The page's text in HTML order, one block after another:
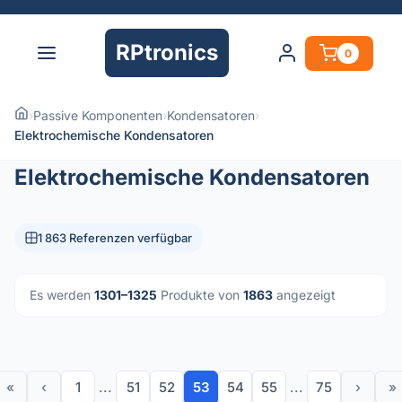
RPtronics 0
›Passive Komponenten›Kondensatoren›
Elektrochemische Kondensatoren
Elektrochemische Kondensatoren
1 863 Referenzen verfügbar
Es werden 1301–1325 Produkte von 1863 angezeigt
« ‹ 1 ... 51 52 53 54 55 ... 75 › »